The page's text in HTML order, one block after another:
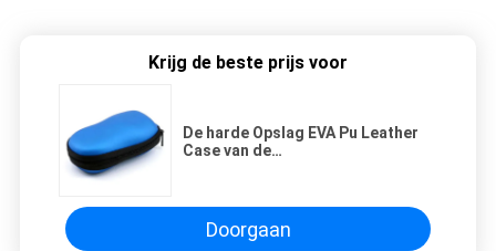
Krijg de beste prijs voor
De harde Opslag EVA Pu Leather
Case van de
Doorgaan